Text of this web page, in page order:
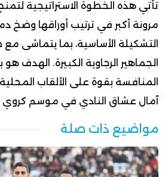
تأتي هذه الخطوة الاستراتيجية لتمنح
مرونة أكبر في ترتيب أوراقها وضخ
التشكيلة الأساسية، بما يتماشى
الجماهير الرجاوية الكبيرة. الهدف
المنافسة بقوة على الألقاب
آمال عشاق النادي في موسم كروي
مواضيع ذات صلة